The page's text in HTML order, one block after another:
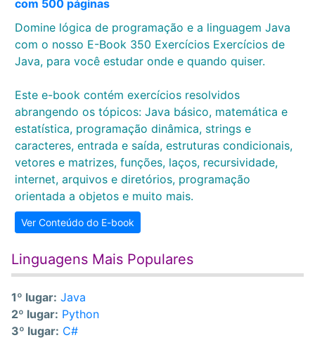
com 500 páginas
Domine lógica de programação e a linguagem Java
com o nosso E-Book 350 Exercícios Exercícios de
Java, para você estudar onde e quando quiser.
Este e-book contém exercícios resolvidos
abrangendo os tópicos: Java básico, matemática e
estatística, programação dinâmica, strings e
caracteres, entrada e saída, estruturas condicionais,
vetores e matrizes, funções, laços, recursividade,
internet, arquivos e diretórios, programação
orientada a objetos e muito mais.
Ver Conteúdo do E-book
Linguagens Mais Populares
1º lugar: Java
2º lugar: Python
3º lugar: C#